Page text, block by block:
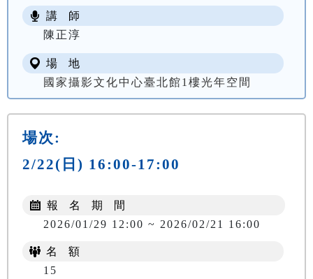
講 師
陳正淳
場 地
國家攝影文化中心臺北館1樓光年空間
場次:
2/22(日) 16:00-17:00
報 名 期 間
2026/01/29 12:00 ~ 2026/02/21 16:00
名 額
15